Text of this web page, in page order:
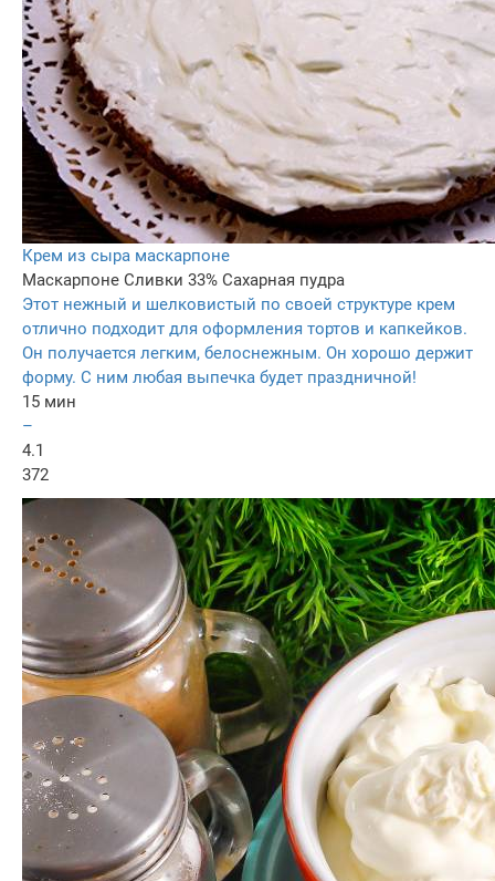
Крем из сыра маскарпоне
Маскарпоне Сливки 33% Сахарная пудра
Этот нежный и шелковистый по своей структуре крем
отлично подходит для оформления тортов и капкейков.
Он получается легким, белоснежным. Он хорошо держит
форму. С ним любая выпечка будет праздничной!
15 мин
–
4.1
372